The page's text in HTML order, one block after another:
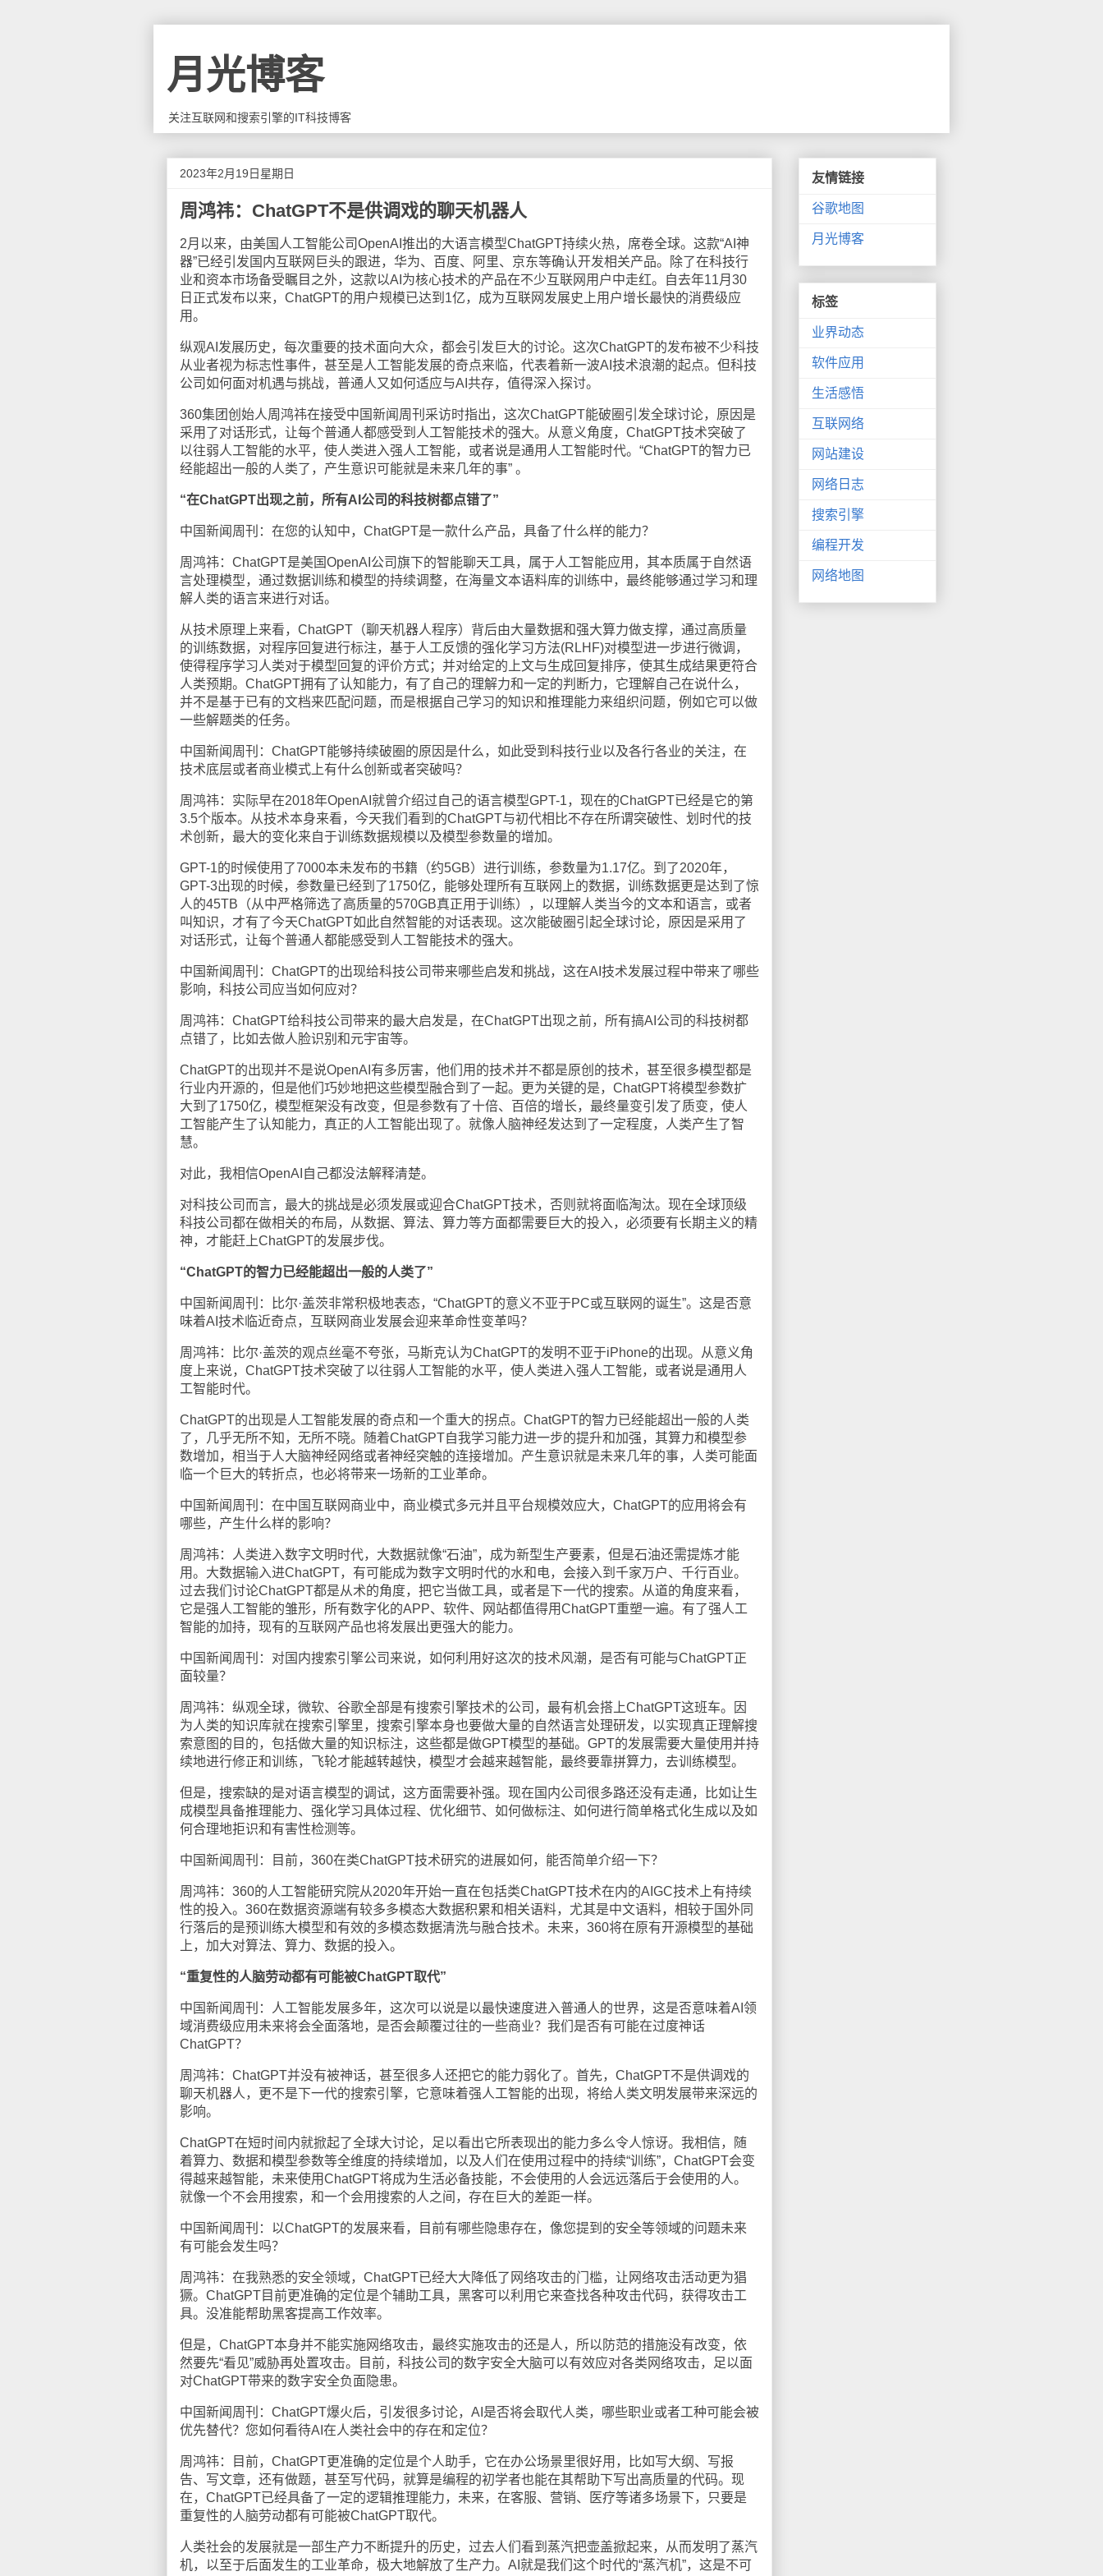
月光博客
关注互联网和搜索引擎的IT科技博客
2023年2月19日星期日
周鸿祎：ChatGPT不是供调戏的聊天机器人
2月以来，由美国人工智能公司OpenAI推出的大语言模型ChatGPT持续火热，席卷全球。这款“AI神
器”已经引发国内互联网巨头的跟进，华为、百度、阿里、京东等确认开发相关产品。除了在科技行
业和资本市场备受瞩目之外，这款以AI为核心技术的产品在不少互联网用户中走红。自去年11月30
日正式发布以来，ChatGPT的用户规模已达到1亿，成为互联网发展史上用户增长最快的消费级应
用。
纵观AI发展历史，每次重要的技术面向大众，都会引发巨大的讨论。这次ChatGPT的发布被不少科技
从业者视为标志性事件，甚至是人工智能发展的奇点来临，代表着新一波AI技术浪潮的起点。但科技
公司如何面对机遇与挑战，普通人又如何适应与AI共存，值得深入探讨。
360集团创始人周鸿祎在接受中国新闻周刊采访时指出，这次ChatGPT能破圈引发全球讨论，原因是
采用了对话形式，让每个普通人都感受到人工智能技术的强大。从意义角度，ChatGPT技术突破了
以往弱人工智能的水平，使人类进入强人工智能，或者说是通用人工智能时代。“ChatGPT的智力已
经能超出一般的人类了，产生意识可能就是未来几年的事” 。
“在ChatGPT出现之前，所有AI公司的科技树都点错了”
中国新闻周刊：在您的认知中，ChatGPT是一款什么产品，具备了什么样的能力？
周鸿祎：ChatGPT是美国OpenAI公司旗下的智能聊天工具，属于人工智能应用，其本质属于自然语
言处理模型，通过数据训练和模型的持续调整，在海量文本语料库的训练中，最终能够通过学习和理
解人类的语言来进行对话。
从技术原理上来看，ChatGPT（聊天机器人程序）背后由大量数据和强大算力做支撑，通过高质量
的训练数据，对程序回复进行标注，基于人工反馈的强化学习方法(RLHF)对模型进一步进行微调，
使得程序学习人类对于模型回复的评价方式；并对给定的上文与生成回复排序，使其生成结果更符合
人类预期。ChatGPT拥有了认知能力，有了自己的理解力和一定的判断力，它理解自己在说什么，
并不是基于已有的文档来匹配问题，而是根据自己学习的知识和推理能力来组织问题，例如它可以做
一些解题类的任务。
中国新闻周刊：ChatGPT能够持续破圈的原因是什么，如此受到科技行业以及各行各业的关注，在
技术底层或者商业模式上有什么创新或者突破吗？
周鸿祎：实际早在2018年OpenAI就曾介绍过自己的语言模型GPT-1，现在的ChatGPT已经是它的第
3.5个版本。从技术本身来看，今天我们看到的ChatGPT与初代相比不存在所谓突破性、划时代的技
术创新，最大的变化来自于训练数据规模以及模型参数量的增加。
GPT-1的时候使用了7000本未发布的书籍（约5GB）进行训练，参数量为1.17亿。到了2020年，
GPT-3出现的时候，参数量已经到了1750亿，能够处理所有互联网上的数据，训练数据更是达到了惊
人的45TB（从中严格筛选了高质量的570GB真正用于训练），以理解人类当今的文本和语言，或者
叫知识，才有了今天ChatGPT如此自然智能的对话表现。这次能破圈引起全球讨论，原因是采用了
对话形式，让每个普通人都能感受到人工智能技术的强大。
中国新闻周刊：ChatGPT的出现给科技公司带来哪些启发和挑战，这在AI技术发展过程中带来了哪些
影响，科技公司应当如何应对？
周鸿祎：ChatGPT给科技公司带来的最大启发是，在ChatGPT出现之前，所有搞AI公司的科技树都
点错了，比如去做人脸识别和元宇宙等。
ChatGPT的出现并不是说OpenAI有多厉害，他们用的技术并不都是原创的技术，甚至很多模型都是
行业内开源的，但是他们巧妙地把这些模型融合到了一起。更为关键的是，ChatGPT将模型参数扩
大到了1750亿，模型框架没有改变，但是参数有了十倍、百倍的增长，最终量变引发了质变，使人
工智能产生了认知能力，真正的人工智能出现了。就像人脑神经发达到了一定程度，人类产生了智
慧。
对此，我相信OpenAI自己都没法解释清楚。
对科技公司而言，最大的挑战是必须发展或迎合ChatGPT技术，否则就将面临淘汰。现在全球顶级
科技公司都在做相关的布局，从数据、算法、算力等方面都需要巨大的投入，必须要有长期主义的精
神，才能赶上ChatGPT的发展步伐。
“ChatGPT的智力已经能超出一般的人类了”
中国新闻周刊：比尔·盖茨非常积极地表态，“ChatGPT的意义不亚于PC或互联网的诞生”。这是否意
味着AI技术临近奇点，互联网商业发展会迎来革命性变革吗？
周鸿祎：比尔·盖茨的观点丝毫不夸张，马斯克认为ChatGPT的发明不亚于iPhone的出现。从意义角
度上来说，ChatGPT技术突破了以往弱人工智能的水平，使人类进入强人工智能，或者说是通用人
工智能时代。
ChatGPT的出现是人工智能发展的奇点和一个重大的拐点。ChatGPT的智力已经能超出一般的人类
了，几乎无所不知，无所不晓。随着ChatGPT自我学习能力进一步的提升和加强，其算力和模型参
数增加，相当于人大脑神经网络或者神经突触的连接增加。产生意识就是未来几年的事，人类可能面
临一个巨大的转折点，也必将带来一场新的工业革命。
中国新闻周刊：在中国互联网商业中，商业模式多元并且平台规模效应大，ChatGPT的应用将会有
哪些，产生什么样的影响？
周鸿祎：人类进入数字文明时代，大数据就像“石油”，成为新型生产要素，但是石油还需提炼才能
用。大数据输入进ChatGPT，有可能成为数字文明时代的水和电，会接入到千家万户、千行百业。
过去我们讨论ChatGPT都是从术的角度，把它当做工具，或者是下一代的搜索。从道的角度来看，
它是强人工智能的雏形，所有数字化的APP、软件、网站都值得用ChatGPT重塑一遍。有了强人工
智能的加持，现有的互联网产品也将发展出更强大的能力。
中国新闻周刊：对国内搜索引擎公司来说，如何利用好这次的技术风潮，是否有可能与ChatGPT正
面较量？
周鸿祎：纵观全球，微软、谷歌全部是有搜索引擎技术的公司，最有机会搭上ChatGPT这班车。因
为人类的知识库就在搜索引擎里，搜索引擎本身也要做大量的自然语言处理研发，以实现真正理解搜
索意图的目的，包括做大量的知识标注，这些都是做GPT模型的基础。GPT的发展需要大量使用并持
续地进行修正和训练，飞轮才能越转越快，模型才会越来越智能，最终要靠拼算力，去训练模型。
但是，搜索缺的是对语言模型的调试，这方面需要补强。现在国内公司很多路还没有走通，比如让生
成模型具备推理能力、强化学习具体过程、优化细节、如何做标注、如何进行简单格式化生成以及如
何合理地拒识和有害性检测等。
中国新闻周刊：目前，360在类ChatGPT技术研究的进展如何，能否简单介绍一下？
周鸿祎：360的人工智能研究院从2020年开始一直在包括类ChatGPT技术在内的AIGC技术上有持续
性的投入。360在数据资源端有较多多模态大数据积累和相关语料，尤其是中文语料，相较于国外同
行落后的是预训练大模型和有效的多模态数据清洗与融合技术。未来，360将在原有开源模型的基础
上，加大对算法、算力、数据的投入。
“重复性的人脑劳动都有可能被ChatGPT取代”
中国新闻周刊：人工智能发展多年，这次可以说是以最快速度进入普通人的世界，这是否意味着AI领
域消费级应用未来将会全面落地，是否会颠覆过往的一些商业？我们是否有可能在过度神话
ChatGPT？
周鸿祎：ChatGPT并没有被神话，甚至很多人还把它的能力弱化了。首先，ChatGPT不是供调戏的
聊天机器人，更不是下一代的搜索引擎，它意味着强人工智能的出现，将给人类文明发展带来深远的
影响。
ChatGPT在短时间内就掀起了全球大讨论，足以看出它所表现出的能力多么令人惊讶。我相信，随
着算力、数据和模型参数等全维度的持续增加，以及人们在使用过程中的持续“训练”，ChatGPT会变
得越来越智能，未来使用ChatGPT将成为生活必备技能，不会使用的人会远远落后于会使用的人。
就像一个不会用搜索，和一个会用搜索的人之间，存在巨大的差距一样。
中国新闻周刊：以ChatGPT的发展来看，目前有哪些隐患存在，像您提到的安全等领域的问题未来
有可能会发生吗？
周鸿祎：在我熟悉的安全领域，ChatGPT已经大大降低了网络攻击的门槛，让网络攻击活动更为猖
獗。ChatGPT目前更准确的定位是个辅助工具，黑客可以利用它来查找各种攻击代码，获得攻击工
具。没准能帮助黑客提高工作效率。
但是，ChatGPT本身并不能实施网络攻击，最终实施攻击的还是人，所以防范的措施没有改变，依
然要先“看见”威胁再处置攻击。目前，科技公司的数字安全大脑可以有效应对各类网络攻击，足以面
对ChatGPT带来的数字安全负面隐患。
中国新闻周刊：ChatGPT爆火后，引发很多讨论，AI是否将会取代人类，哪些职业或者工种可能会被
优先替代？您如何看待AI在人类社会中的存在和定位？
周鸿祎：目前，ChatGPT更准确的定位是个人助手，它在办公场景里很好用，比如写大纲、写报
告、写文章，还有做题，甚至写代码，就算是编程的初学者也能在其帮助下写出高质量的代码。现
在，ChatGPT已经具备了一定的逻辑推理能力，未来，在客服、营销、医疗等诸多场景下，只要是
重复性的人脑劳动都有可能被ChatGPT取代。
人类社会的发展就是一部生产力不断提升的历史，过去人们看到蒸汽把壶盖掀起来，从而发明了蒸汽
机，以至于后面发生的工业革命，极大地解放了生产力。AI就是我们这个时代的“蒸汽机”，这是不可
友情链接
谷歌地图
月光博客
标签
业界动态
软件应用
生活感悟
互联网络
网站建设
网络日志
搜索引擎
编程开发
网络地图